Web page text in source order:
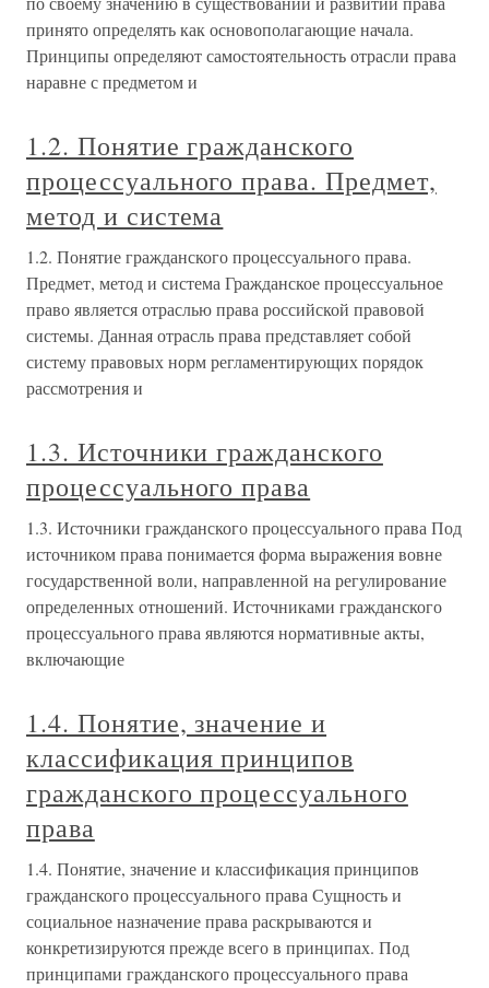
принято определять как основополагающие начала.
Принципы определяют самостоятельность отрасли права
наравне с предметом и
1.2. Понятие гражданского
процессуального права. Предмет,
метод и система
1.2. Понятие гражданского процессуального права.
Предмет, метод и система Гражданское процессуальное
право является отраслью права российской правовой
системы. Данная отрасль права представляет собой
систему правовых норм регламентирующих порядок
рассмотрения и
1.3. Источники гражданского
процессуального права
1.3. Источники гражданского процессуального права Под
источником права понимается форма выражения вовне
государственной воли, направленной на регулирование
определенных отношений. Источниками гражданского
процессуального права являются нормативные акты,
включающие
1.4. Понятие, значение и
классификация принципов
гражданского процессуального
права
1.4. Понятие, значение и классификация принципов
гражданского процессуального права Сущность и
социальное назначение права раскрываются и
конкретизируются прежде всего в принципах. Под
принципами гражданского процессуального права